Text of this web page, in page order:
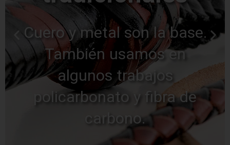
Lo que imagines
Saca tu lado perverso, no
nos das miedo.